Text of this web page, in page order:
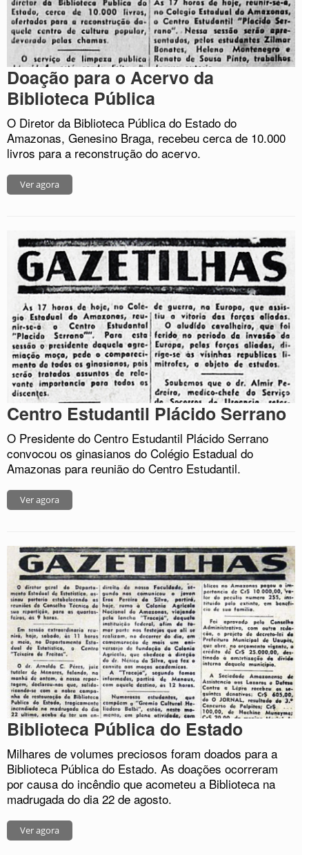
Doação para o Acervo da
Biblioteca Pública
O Diretor da Biblioteca Pública do Estado do
Amazonas, Genesino Braga, recebeu cerca de 10.000
livros para a reconstrução do acervo.
Ver agora
Centro Estudantil Plácido Serrano
O Presidente do Centro Estudantil Plácido Serrano
convocou os ginasianos do Colégio Estadual do
Amazonas para reunião do Centro Estudantil.
Ver agora
Biblioteca Pública do Estado
Milhares de volumes preciosos foram doados para a
Biblioteca Pública do Estado. As doações ocorreram
por causa do incêndio que acometeu a Biblioteca na
madrugada do dia 22 de agosto.
Ver agora